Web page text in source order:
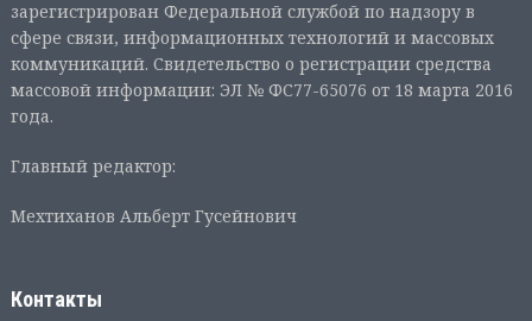
зарегистрирован Федеральной службой по надзору в
сфере связи, информационных технологий и массовых
коммуникаций. Свидетельство о регистрации средства
массовой информации: ЭЛ № ФС77-65076 от 18 марта 2016
года.
Главный редактор:
Мехтиханов Альберт Гусейнович
Контакты